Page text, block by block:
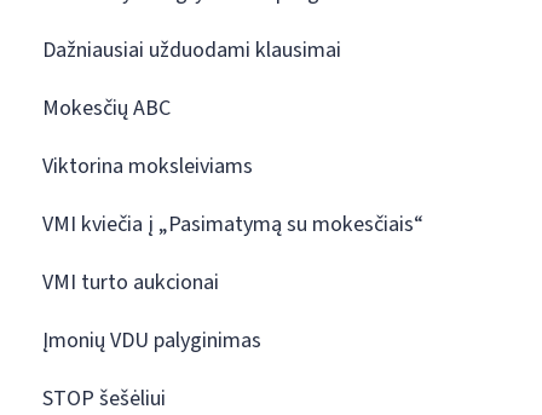
Dažniausiai užduodami klausimai
Mokesčių ABC
Viktorina moksleiviams
VMI kviečia į „Pasimatymą su mokesčiais“
VMI turto aukcionai
Įmonių VDU palyginimas
STOP šešėliui